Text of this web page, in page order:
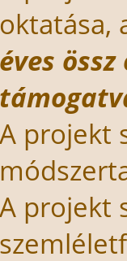
oktatása,
éves
A projekt
A projekt